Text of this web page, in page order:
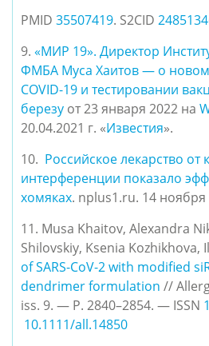
PMID 35507419. S2CID
9. «МИР 19». Директор
ФМБА Муса Хаитов — о новом
COVID-19 и тестировании
березу от 23 января 2022 на
20.04.2021 г. «Известия».
10. Российское лекарство
интерференции показало
хомяках. nplus1.ru. 14 ноября
11. Musa Khaitov, Alexandra
Shilovskiy, Ksenia Kozhikhova,
of SARS-CoV-2 with modified
dendrimer formulation //
iss. 9. — P. 2840–2854. — ISSN
10.1111/all.14850